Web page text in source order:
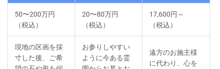
50〜200万円
（税込）
20〜80万円
（税込）
17,600円～
（税込）
現地の区画を採
寸した後、ご希
お参りしやすい
ように今ある霊
遠方のお施主様
に代わり、心を